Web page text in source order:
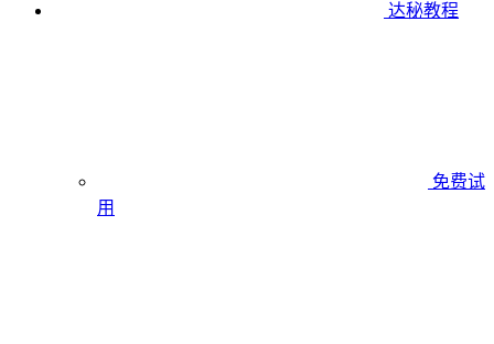
达秘教程
免费试
用